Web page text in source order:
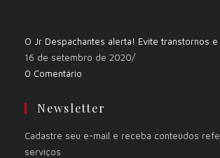
O Jr Despachantes alerta! Evite transtornos
16 de setembro de 2020/
0 Comentário
Newsletter
Cadastre seu e-mail e receba conteúdos
serviços